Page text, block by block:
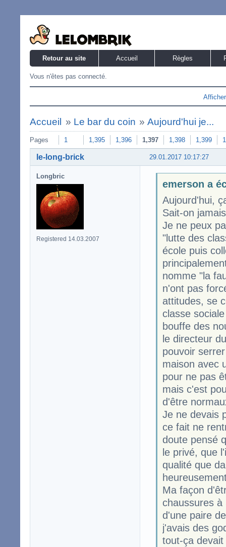
Retour au site Accueil Règles
Vous n'êtes pas connecté.
Accueil » Le bar du coin »Aujourd'hui je...
Pages 1 1,395 1,396 1,397 1,398 1,399
29.01.2017 10:17:27
le-long-brick
Longbric
Registered 14.03.2007
emerson a
Aujourd'hui,
Sait-on
Je ne peux
"lutte des
école puis
nomme "la
n'ont pas
attitudes, se
classe
bouffe des
le directeur
pouvoir
maison avec
pour ne pas
mais c'est
d'être
Je ne devais
ce fait ne
doute pensé
le privé, que
qualité que
Ma façon
chaussures
d'une paire
j'avais des
tout-ça